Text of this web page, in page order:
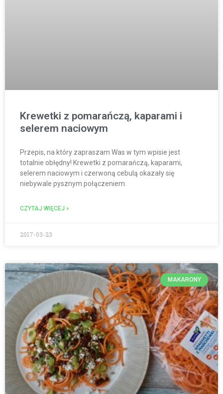
Krewetki z pomarańczą, kaparami i
selerem naciowym
Przepis, na który zapraszam Was w tym wpisie jest
totalnie obłędny! Krewetki z pomarańczą, kaparami,
selerem naciowym i czerwoną cebulą okazały się
niebywale pysznym połączeniem.
CZYTAJ WIĘCEJ »
2017-03-23
MAKARONY